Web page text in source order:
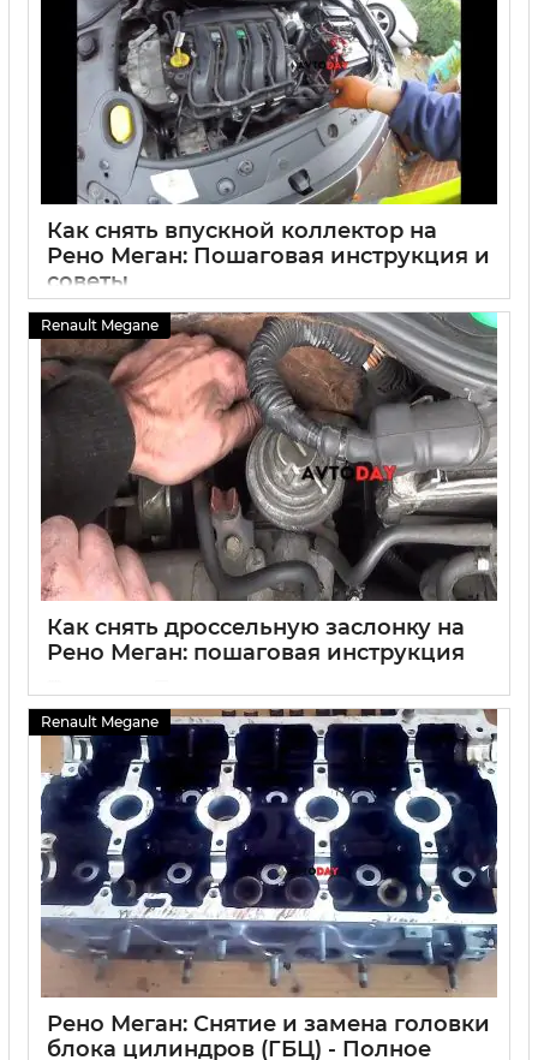
Как снять впускной коллектор на
Рено Меган: Пошаговая инструкция и
советы
03 10 2024 0
Renault Megane
Как снять дроссельную заслонку на
Рено Меган: пошаговая инструкция
Renault Megane
Рено Меган: Снятие и замена головки
блока цилиндров (ГБЦ) - Полное